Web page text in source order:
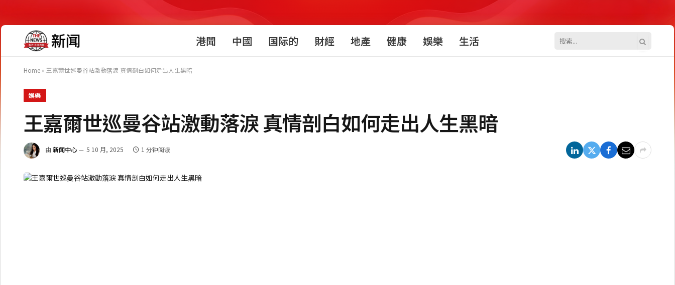
港聞 中國 国际的 財經 地產 健康 娛樂 生活
Home » 王嘉爾世巡曼谷站激動落淚 真情剖白如何走出人生黑暗
娛樂
王嘉爾世巡曼谷站激動落淚 真情剖白如何走出人生黑暗
由 新闻中心 5 10 月, 2025 1 分钟阅读